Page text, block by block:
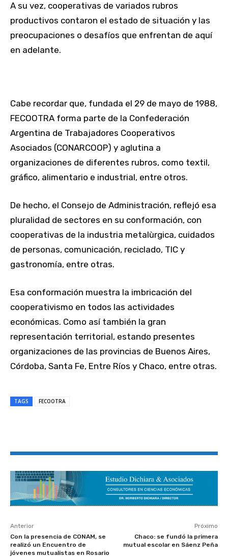
A su vez, cooperativas de variados rubros
productivos contaron el estado de situación y las
preocupaciones o desafíos que enfrentan de aquí
en adelante.
Cabe recordar que, fundada el 29 de mayo de 1988,
FECOOTRA forma parte de la Confederación
Argentina de Trabajadores Cooperativos
Asociados (CONARCOOP) y aglutina a
organizaciones de diferentes rubros, como textil,
gráfico, alimentario e industrial, entre otros.
De hecho, el Consejo de Administración, reflejó esa
pluralidad de sectores en su conformación, con
cooperativas de la industria metalùrgica, cuidados
de personas, comunicación, reciclado, TIC y
gastronomía, entre otras.
Esa conformación muestra la imbricación del
cooperativismo en todos las actividades
económicas. Como así también la gran
representación territorial, estando presentes
organizaciones de las provincias de Buenos Aires,
Córdoba, Santa Fe, Entre Ríos y Chaco, entre otras.
TAGS FECOOTRA
Anterior
Con la presencia de CONAM, se
realizó un Encuentro de
jóvenes mutualistas en Rosario
Próximo
Chaco: se fundó la primera
mutual escolar en Sáenz Peña